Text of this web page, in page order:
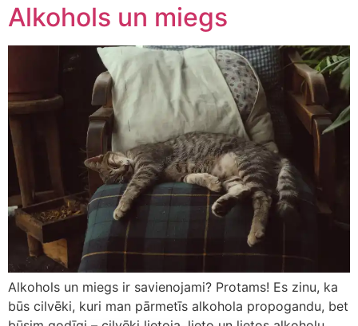
Alkohols un miegs
Alkohols un miegs ir savienojami? Protams! Es zinu, ka
būs cilvēki, kuri man pārmetīs alkohola propogandu, bet